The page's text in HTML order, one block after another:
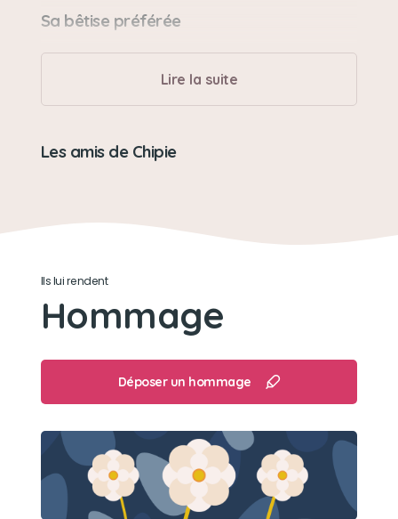
Sa bêtise préférée
Elle adorait griffer mes chaises cette filousse
Son caractère
Très câline et aimante avec son entourage et
une vrai tigresses avec les inconnus
Manger et taper la pause
Lire la suite
Les amis de Chipie
Ils lui rendent
Hommage
Déposer un hommage